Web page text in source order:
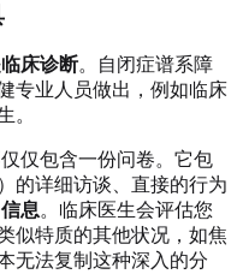
床诊断。自闭症谱系障
专业人员做出，例如临床
。
仅包含一份问卷。它包
的详细访谈、直接的行为
信息。临床医生会评估您
似特质的其他状况，如焦
无法复制这种深入的分